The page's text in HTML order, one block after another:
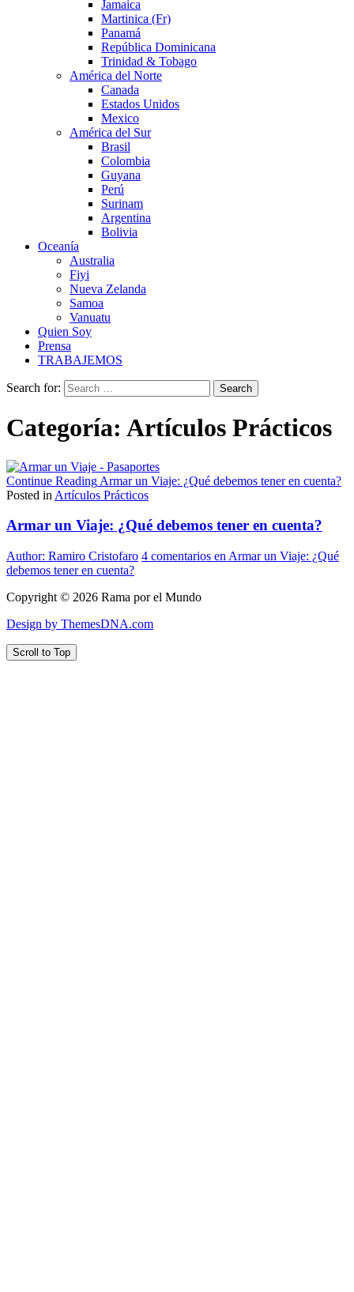
Jamaica
Martinica (Fr)
Panamá
República Dominicana
Trinidad & Tobago
América del Norte
Canada
Estados Unidos
Mexico
América del Sur
Brasil
Colombia
Guyana
Perú
Surinam
Argentina
Bolivia
Oceanía
Australia
Fiyi
Nueva Zelanda
Samoa
Vanuatu
Quien Soy
Prensa
TRABAJEMOS
Search for:
Categoría: Artículos Prácticos
Continue Reading Armar un Viaje: ¿Qué debemos tener en cuenta?
Posted in Artículos Prácticos
Armar un Viaje: ¿Qué debemos tener en cuenta?
Author: Ramiro Cristofaro 4 comentarios en Armar un Viaje: ¿Qué
debemos tener en cuenta?
Copyright © 2026 Rama por el Mundo
Design by ThemesDNA.com
Scroll to Top